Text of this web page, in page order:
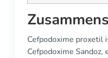
Cefpodoxime proxetil
Cefpodoxime